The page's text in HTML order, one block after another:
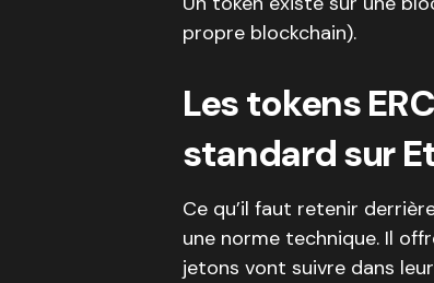
propre blockchain).
Les tokens
standard sur
Ce qu’il faut retenir
une norme technique. Il
jetons vont suivre dans